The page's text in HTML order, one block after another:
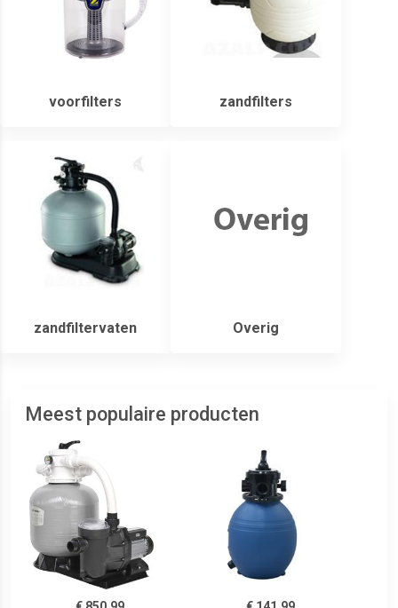
voorfilters zandfilters
zandfiltervaten Overig
Meest populaire producten